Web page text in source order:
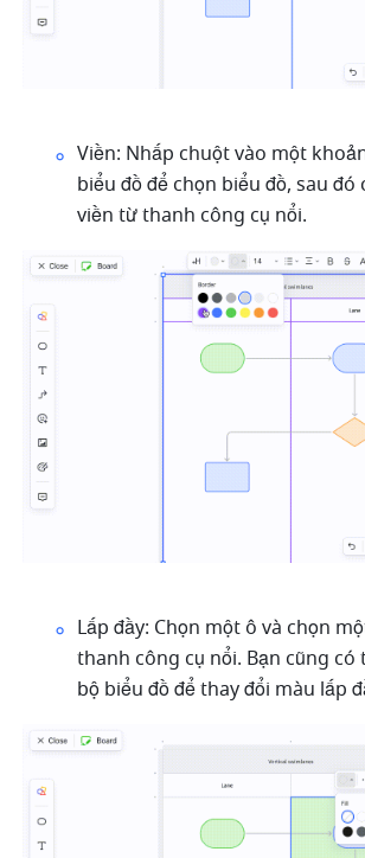
Viền: Nhấp chuột vào một
biểu đồ để chọn biểu đồ, sau
viền từ thanh công cụ nổi.
Lấp đầy: Chọn một ô và chọn
thanh công cụ nổi. Bạn cũng có
bộ biểu đồ để thay đổi màu lấp